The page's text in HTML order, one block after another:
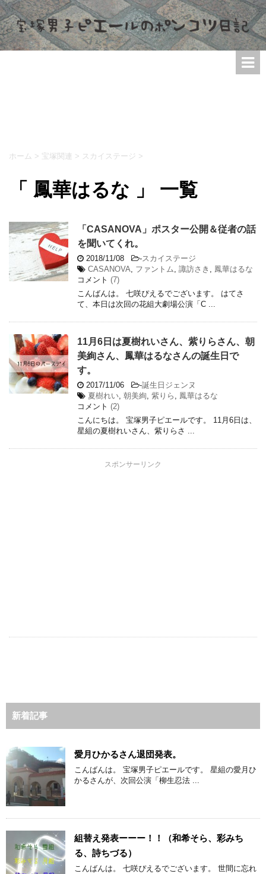
ホーム > 宝塚関連 > スカイステージ >
「 鳳華はるな 」 一覧
「CASANOVA」ポスター公開＆従者の話
を聞いてくれ。
2018/11/08 -スカイステージ
CASANOVA, ファントム, 諏訪さき , 鳳華はるな
コメント (7)
こんばんは。 七咲ぴえるでございます。 はてさ
て、本日は次回の花組大劇場公演「C ...
11月6日は夏樹れいさん、紫りらさん、朝
美絢さん、鳳華はるなさんの誕生日で
す。
2017/11/06 -誕生日ジェンヌ
夏樹れい, 朝美絢, 紫りら , 鳳華はるな
コメント (2)
こんにちは。 宝塚男子ピエールです。 11月6日は、
星組の夏樹れいさん、紫りらさ ...
スポンサーリンク
新着記事
愛月ひかるさん退団発表。
こんばんは。 宝塚男子ピエールです。 星組の愛月ひ
かるさんが、次回公演「柳生忍法 ...
組替え発表ーーー！！（和希そら、彩みち
る、詩ちづる）
こんばんは。 七咲ぴえるでございます。 世間に忘れ